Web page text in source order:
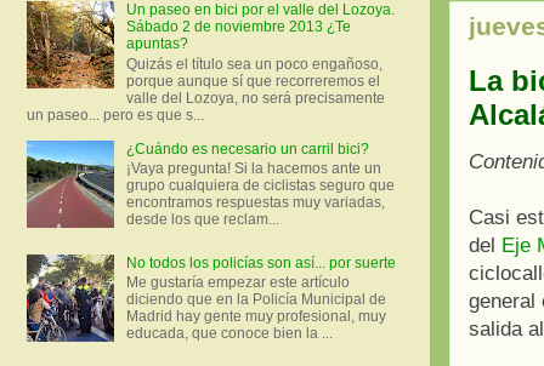
La
Casi
del Eje
general
salida
Un paseo en bici por el valle del Lozoya.
Sábado 2 de noviembre 2013 ¿Te
apuntas?
Quizás el título sea un poco engañoso,
porque aunque sí que recorreremos el
valle del Lozoya, no será precisamente
un paseo... pero es que s...
¿Cuándo es necesario un carril bici?
¡Vaya pregunta! Si la hacemos ante un
grupo cualquiera de ciclistas seguro que
encontramos respuestas muy variadas,
desde los que reclam...
No todos los policías son así... por suerte
Me gustaría empezar este artículo
diciendo que en la Policía Municipal de
Madrid hay gente muy profesional, muy
educada, que conoce bien la ...